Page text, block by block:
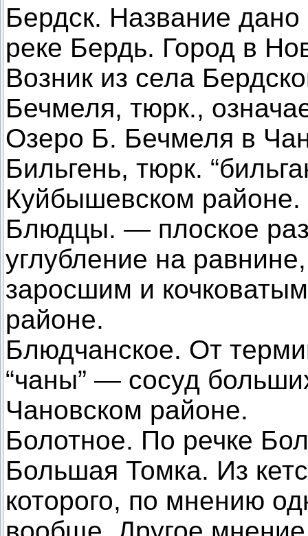
Бердск. Название
реке Бердь. Город в
Возник из села
Бечмеля, тюрк.,
Озеро Б. Бечмеля в
Бильгень, тюрк.
Куйбышевском районе.
Блюдцы. — плоское
углубление на
заросшим и
районе.
Блюдчанское. От
“чаны” — сосуд
Чановском районе.
Болотное. По речке
Большая Томка. Из
которого, по мнению